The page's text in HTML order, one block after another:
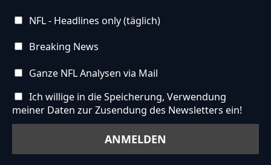
NFL - Headlines only (täglich)
Breaking News
Ganze NFL Analysen via Mail
Ich willige in die Speicherung, Verwendung
meiner Daten zur Zusendung des Newsletters ein!